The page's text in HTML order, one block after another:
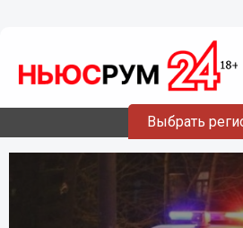
Выбрать